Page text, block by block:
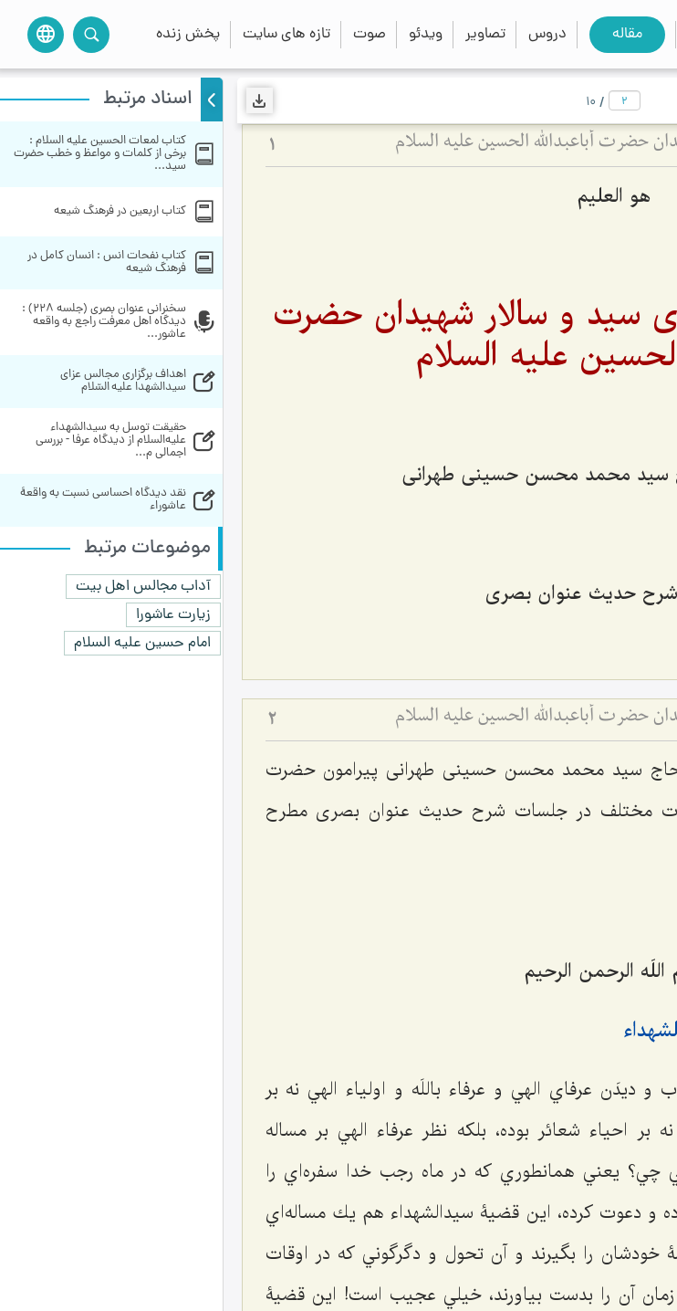
مقاله دروس تصاویر ویدئو صوت تازه های سایت پخش زنده language search
close
/
10
حضرت أباعبداللَه الحسین علیه السلام 1
هو العلیم
سید و سالار شهیدان حضرت
الحسین علیه السلام
سید محمد محسن حسینی طهرانی
حدیث عنوان بصری
حضرت أباعبداللَه الحسین علیه السلام 2
سید محمد محسن حسینی طهرانی پیرامون حضرت
مختلف در جلسات شرح حدیث عنوان بصری مطرح
الرحمن الرحیم
دیدَن عرفاي الهي و عرفاء باللَه و اولياء الهي نه بر
احياء شعائر بوده، بلکه نظر عرفاء الهي بر مساله
چي؟ يعني همانطوري كه در ماه رجب خدا سفره‌اي را
و دعوت كرده، اين قضيۀ سيدالشهداء هم يك مساله‌اي
خودشان را بگيرند و آن تحول و دگرگوني كه در اوقات
آن را بدست بیاورند، خيلي عجيب است! اين قضيۀ
اسناد مرتبط
سید...
کتاب اربعین در فرهنگ شیعه
فرهنگ شیعه
عاشور...
سیدالشهدا علیه السّلام
اجمالی م...
عاشوراء
موضوعات مرتبط
آداب مجالس اهل بیت
زیارت عاشورا
امام حسین علیه السلام